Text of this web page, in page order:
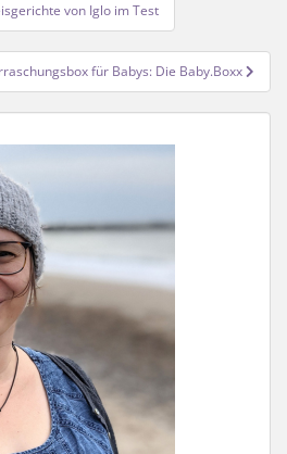
von Iglo im Test
für Babys: Die Baby.Boxx